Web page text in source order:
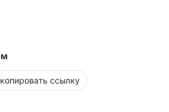
ссылку